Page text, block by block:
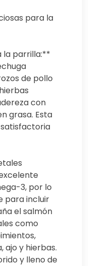
para la
la parrilla:**
de pollo
con
grasa. Esta
3, por lo
para incluir
el salmón
como
ajo y hierbas.
y lleno de